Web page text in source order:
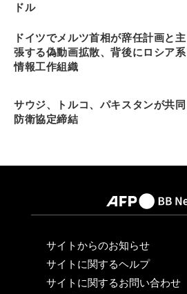
ドル
ドイツでメルツ首相が辞任計画と主
張する偽動画拡散、背後にロシア系
情報工作組織
サウジ、トルコ、パキスタンが共同
防衛協定締結
サイトからのお知らせ
サイトに関するヘルプ
サイトに関するお問い合わせ